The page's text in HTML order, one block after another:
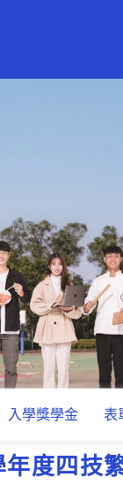
入學獎學金 表
度四技